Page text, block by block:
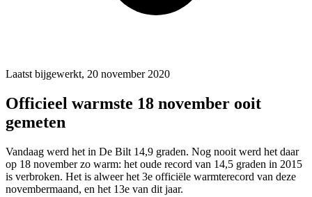
Laatst bijgewerkt, 20 november 2020
Officieel warmste 18 november ooit
gemeten
Vandaag werd het in De Bilt 14,9 graden. Nog nooit werd het daar
op 18 november zo warm: het oude record van 14,5 graden in 2015
is verbroken. Het is alweer het 3e officiële warmterecord van deze
novembermaand, en het 13e van dit jaar.